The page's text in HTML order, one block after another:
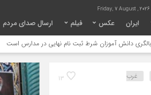
Friday, 7 August , 2026
ایران عکس فیلم ارسال صدای مردم
آموزان شرط ثبت نام نهایی در مدارس است امام جمعه
13
غرب